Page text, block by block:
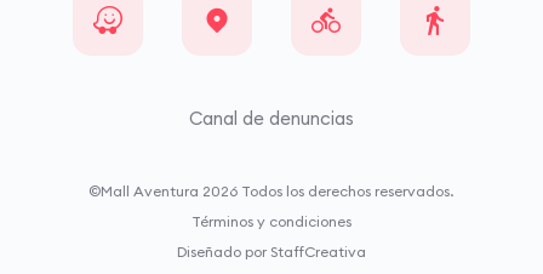
Canal de denuncias
©Mall Aventura 2026 Todos los derechos reservados.
Términos y condiciones
Diseñado por StaffCreativa